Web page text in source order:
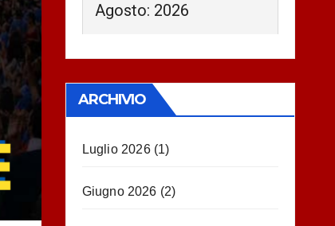
Agosto: 2026
ARCHIVIO
Luglio 2026(1)
Giugno 2026 (2)